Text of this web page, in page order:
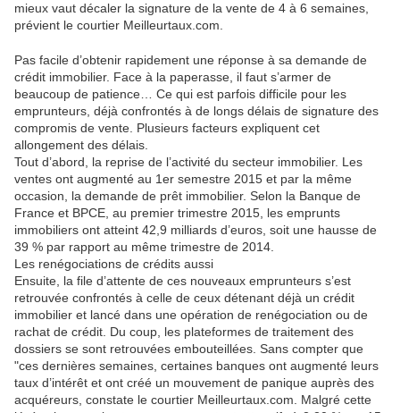
mieux vaut décaler la signature de la vente de 4 à 6 semaines,
prévient le courtier Meilleurtaux.com.
Pas facile d’obtenir rapidement une réponse à sa demande de
crédit immobilier. Face à la paperasse, il faut s’armer de
beaucoup de patience… Ce qui est parfois difficile pour les
emprunteurs, déjà confrontés à de longs délais de signature des
compromis de vente. Plusieurs facteurs expliquent cet
allongement des délais.
Tout d’abord, la reprise de l’activité du secteur immobilier. Les
ventes ont augmenté au 1er semestre 2015 et par la même
occasion, la demande de prêt immobilier. Selon la Banque de
France et BPCE, au premier trimestre 2015, les emprunts
immobiliers ont atteint 42,9 milliards d’euros, soit une hausse de
39 % par rapport au même trimestre de 2014.
Les renégociations de crédits aussi
Ensuite, la file d’attente de ces nouveaux emprunteurs s’est
retrouvée confrontés à celle de ceux détenant déjà un crédit
immobilier et lancé dans une opération de renégociation ou de
rachat de crédit. Du coup, les plateformes de traitement des
dossiers se sont retrouvées embouteillées. Sans compter que
"ces dernières semaines, certaines banques ont augmenté leurs
taux d’intérêt et ont créé un mouvement de panique auprès des
acquéreurs, constate le courtier Meilleurtaux.com. Malgré cette